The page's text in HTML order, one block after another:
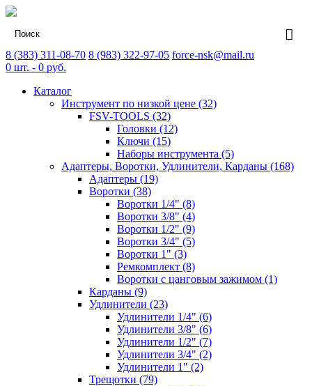
8 (383) 311-08-70 8 (983) 322-97-05 force-nsk@mail.ru
0 шт. - 0 руб.
Каталог
Инструмент по низкой цене (32)
FSV-TOOLS (32)
Головки (12)
Ключи (15)
Наборы инструмента (5)
Адаптеры, Воротки, Удлинители, Карданы (168)
Адаптеры (19)
Воротки (38)
Воротки 1/4" (8)
Воротки 3/8" (4)
Воротки 1/2" (9)
Воротки 3/4" (5)
Воротки 1" (3)
Ремкомплект (8)
Воротки с цанговым зажимом (1)
Карданы (9)
Удлинители (23)
Удлинители 1/4" (6)
Удлинители 3/8" (6)
Удлинители 1/2" (7)
Удлинители 3/4" (2)
Удлинители 1" (2)
Трещотки (79)